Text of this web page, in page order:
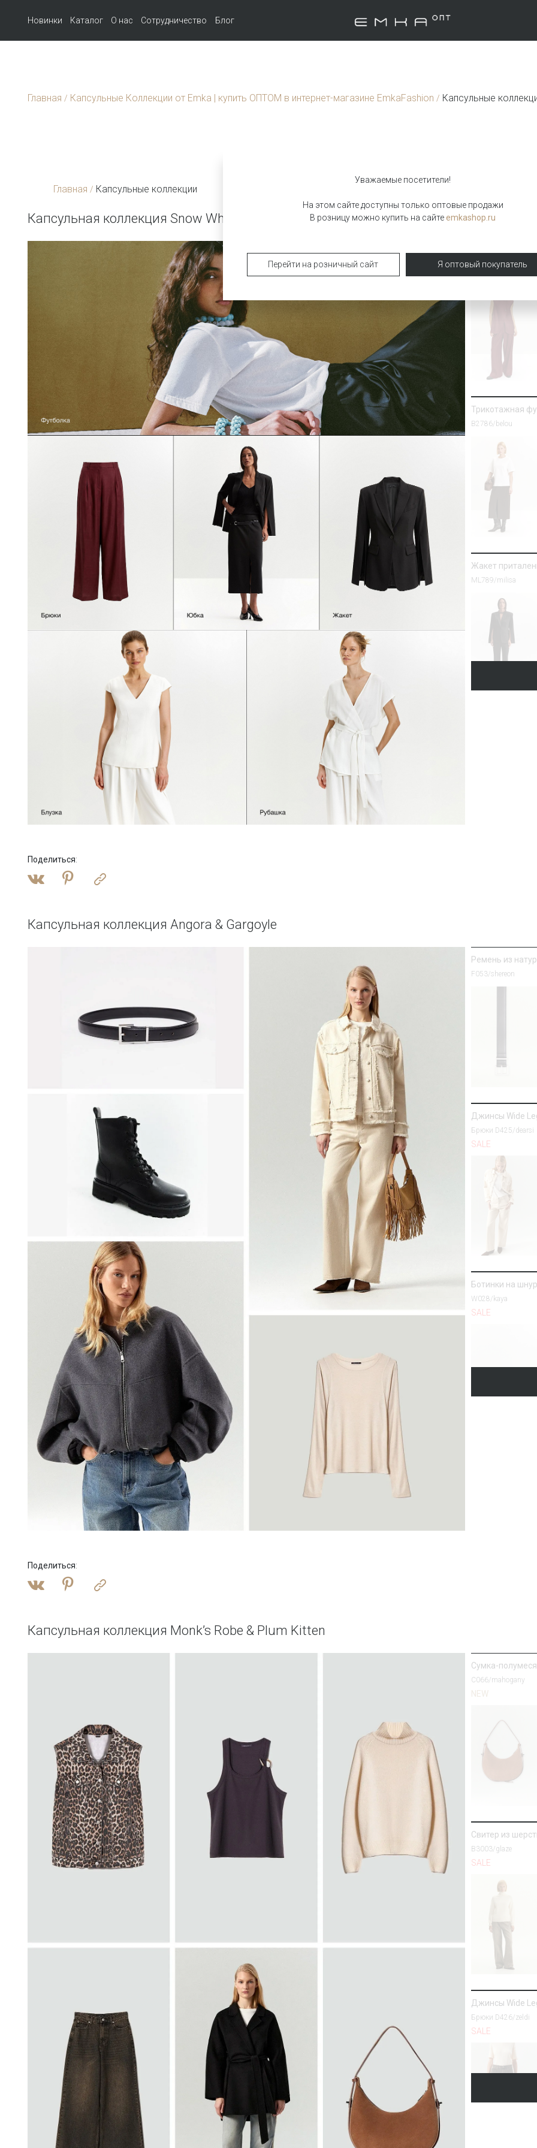
Новинки Каталог О нас Сотрудничество Блог
Главная / Капсульные Коллекции от Emka | купить ОПТОМ в интернет-магазине EmkaFashion / Капсульные
Главная / Капсульные коллекции
Капсульная коллекция Snow White & Raven
Брюки палаццо
Брюки D353/garnet
Уважаемые посетители!
На этом сайте доступны только оптовые продажи
В розницу можно купить на сайтеemkashop.ru
Перейти на розничный сайт Я оптовый покупатель
Трикотажная
B2786/belou
Жакет
ML789/milisa
Поделиться:
Капсульная коллекция Angora & Gargoyle
Ремень из
F053/shereon
Джинсы Wide
Брюки D425/dearsi
SALE
Ботинки на
W028/kaya
SALE
Поделиться:
Капсульная коллекция Monk’s Robe & Plum Kitten
Сумка-
C066/mahogany
NEW
Свитер из
B3003/glaze
SALE
Джинсы Wide
Брюки D426/zeldi
SALE